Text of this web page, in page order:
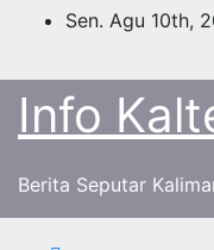
o
Sen. Agu 10th,
Info
Berita Seputar